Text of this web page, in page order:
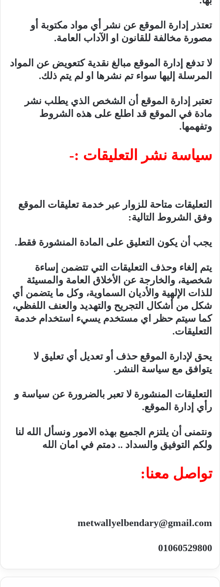
تعتذر إدارة الموقع عن نشر أي مواد مكتوبة أو
مصورة مخالفة للقانون او الآداب العامة.
لا تدفع إدارة الموقع مبالغ نقدية كتعويض عن المواد
المرسلة إليها سواء تم نشرها او لم يتم ذلك.
تعتبر إدارة الموقع أن الشخص الذي يطلب نشر
مادة في الموقع قد اطلع على هذه الشروط
وتفهمها.
سياسة نشر التعليقات :-
التعليقات متاحة للزوار عبر خدمة تعليقات الموقع
وفق الشروط التالية:
يجب أن يكون التعليق على المادة المنشورة فقط.
يتم إلغاء وحذف التعليقات التي تتضمن إساءة
شخصية، والخارجة عن الأخلاق العامة والمسيئة
للذات الإلهية والأديان السماوية، وكل ما يتضمن أي
شكل من أشكال التجريح والتهديد والعنف اللفظي،
كما سيتم حظر اي مستخدم يسيء استخدام خدمة
التعليقات.
يحق لإدارة الموقع حذف أو تعديل أي تعليق لا
يتوافق مع سياسة النشر.
التعليقات المنشورة لا تعبر بالضرورة عن سياسة و
رأي إدارة الموقع.
ونتمنى أن يلتزم الجميع بهذه الامور ونسأل الله لنا
ولكم التوفيق والسداد .. دمتم في امان الله
تواصل معنا:
metwallyelbendary@gmail.com
01060529800